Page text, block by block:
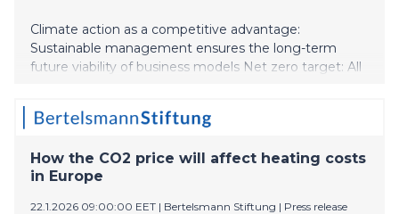
Climate action as a competitive advantage:
Sustainable management ensures the long-term
future viability of business models Net zero target: All
Scope 3 as a challenge: Joint transformation with
How the CO2 price will affect heating costs
in Europe
22.1.2026 09:00:00 EET | Bertelsmann Stiftung | Press release